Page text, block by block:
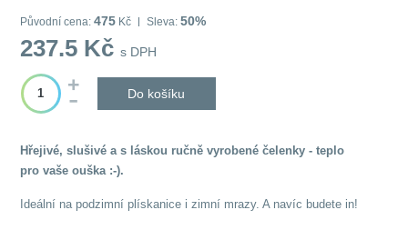
Původní cena:475 Kč Sleva:50%
237.5 Kčs DPH
Do košíku
Hřejivé, slušivé a s láskou ručně vyrobené čelenky - teplo
pro vaše ouška :-).
Ideální na podzimní plískanice i zimní mrazy. A navíc budete in!